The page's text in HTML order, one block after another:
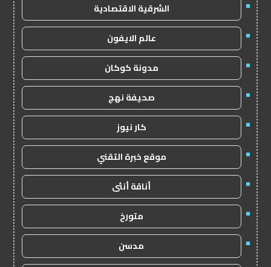
الشرقية الاقتصادية
عالم الايفون
مدونة كوكان
صحيفة نهج
كار نيوز
موقع خبرة التقني
أناقة أنثى
متورخ
مدسن